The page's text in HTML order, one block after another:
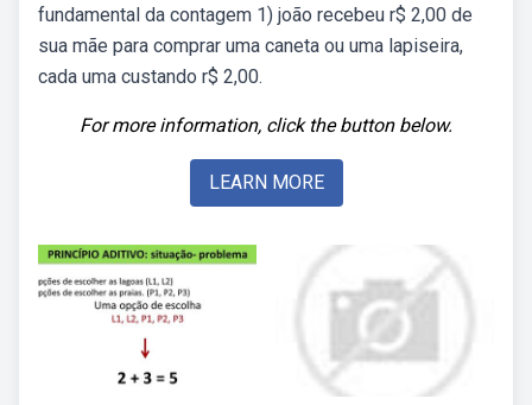
fundamental da contagem 1) joão recebeu r$ 2,00 de
sua mãe para comprar uma caneta ou uma lapiseira,
cada uma custando r$ 2,00.
For more information, click the button below.
LEARN MORE